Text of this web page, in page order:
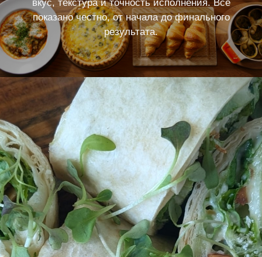
вкус, текстура и точность исполнения. Всё
показано честно, от начала до финального
результата.